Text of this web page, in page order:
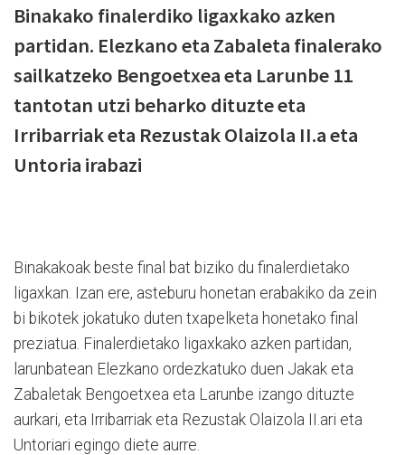
Binakako finalerdiko ligaxkako azken
partidan. Elezkano eta Zabaleta finalerako
sailkatzeko Bengoetxea eta Larunbe 11
tantotan utzi beharko dituzte eta
Irribarriak eta Rezustak Olaizola II.a eta
Untoria irabazi
Binakakoak beste final bat biziko du finalerdietako
ligaxkan. Izan ere, asteburu honetan erabakiko da zein
bi bikotek jokatuko duten txapelketa honetako final
preziatua. Finalerdietako ligaxkako azken partidan,
larunbatean Elezkano ordezkatuko duen Jakak eta
Zabaletak Bengoetxea eta Larunbe izango dituzte
aurkari, eta Irribarriak eta Rezustak Olaizola II.ari eta
Untoriari egingo diete aurre.